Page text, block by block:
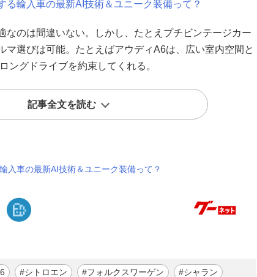
る輸入車の最新AI技術＆ユニーク装備って？
なのは間違いない。しかし、たとえプチビンテージカー
マ選びは可能。たとえばアウディA6は、広い室内空間と
ングドライブを約束してくれる。
記事全文を読む
入車の最新AI技術＆ユニーク装備って？
#シトロエン #フォルクスワーゲン #シャラン